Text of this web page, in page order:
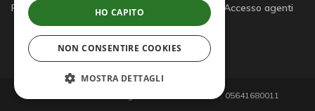
Privacy policy Cookie policy Note legali
Accesso agenti
© 2026 Giemme di D'Agostino S.r.l. - P.IVA/C.F. 05641680011
HO CAPITO
NON CONSENTIRE COOKIES
MOSTRA DETTAGLI